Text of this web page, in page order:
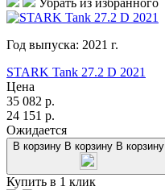
Убрать из избранного
Год выпуска: 2021 г.
STARK Tank 27.2 D 2021
Цена
35 082 р.
24 151 р.
Ожидается
В корзину В корзину В корзину
Купить в 1 клик